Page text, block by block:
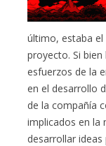
último, estaba
proyecto. Si
esfuerzos de la
en el desarrollo
de la compañía
implicados en la
desarrollar